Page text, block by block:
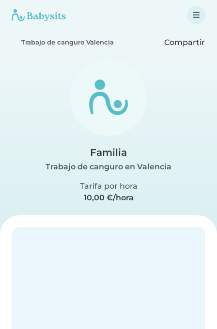
Trabajo de canguro Valencia Compartir
Familia
Trabajo de canguro en Valencia
Tarifa por hora
10,00 €/hora